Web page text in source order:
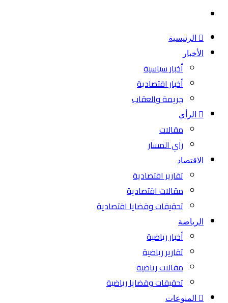
الرئيسية
الأخبار
أخبار سياسية
أخبار اقتصادية
جريمة والعقاب
الرأي
مقالات
راي المسار
الاقتصاد
تقارير اقتصادية
مقالات اقتصادية
تحقيقات وقضايا اقتصادية
الرياضة
أخبار رياضية
تقارير رياضية
مقالات رياضية
تحقيقات وقضايا رياضية
المنوعات